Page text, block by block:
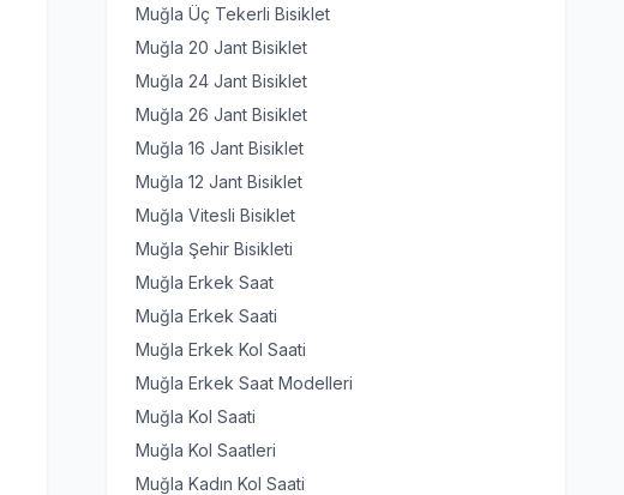
Muğla Üç Tekerli Bisiklet
Muğla 20 Jant Bisiklet
Muğla 24 Jant Bisiklet
Muğla 26 Jant Bisiklet
Muğla 16 Jant Bisiklet
Muğla 12 Jant Bisiklet
Muğla Vitesli Bisiklet
Muğla Şehir Bisikleti
Muğla Erkek Saat
Muğla Erkek Saati
Muğla Erkek Kol Saati
Muğla Erkek Saat Modelleri
Muğla Kol Saati
Muğla Kol Saatleri
Muğla Kadın Kol Saati